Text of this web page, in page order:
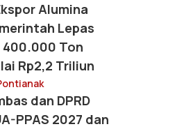
Alumina
Lepas
400.000 Ton
Rp2,2 Triliun
dan DPRD
PPAS 2027 dan